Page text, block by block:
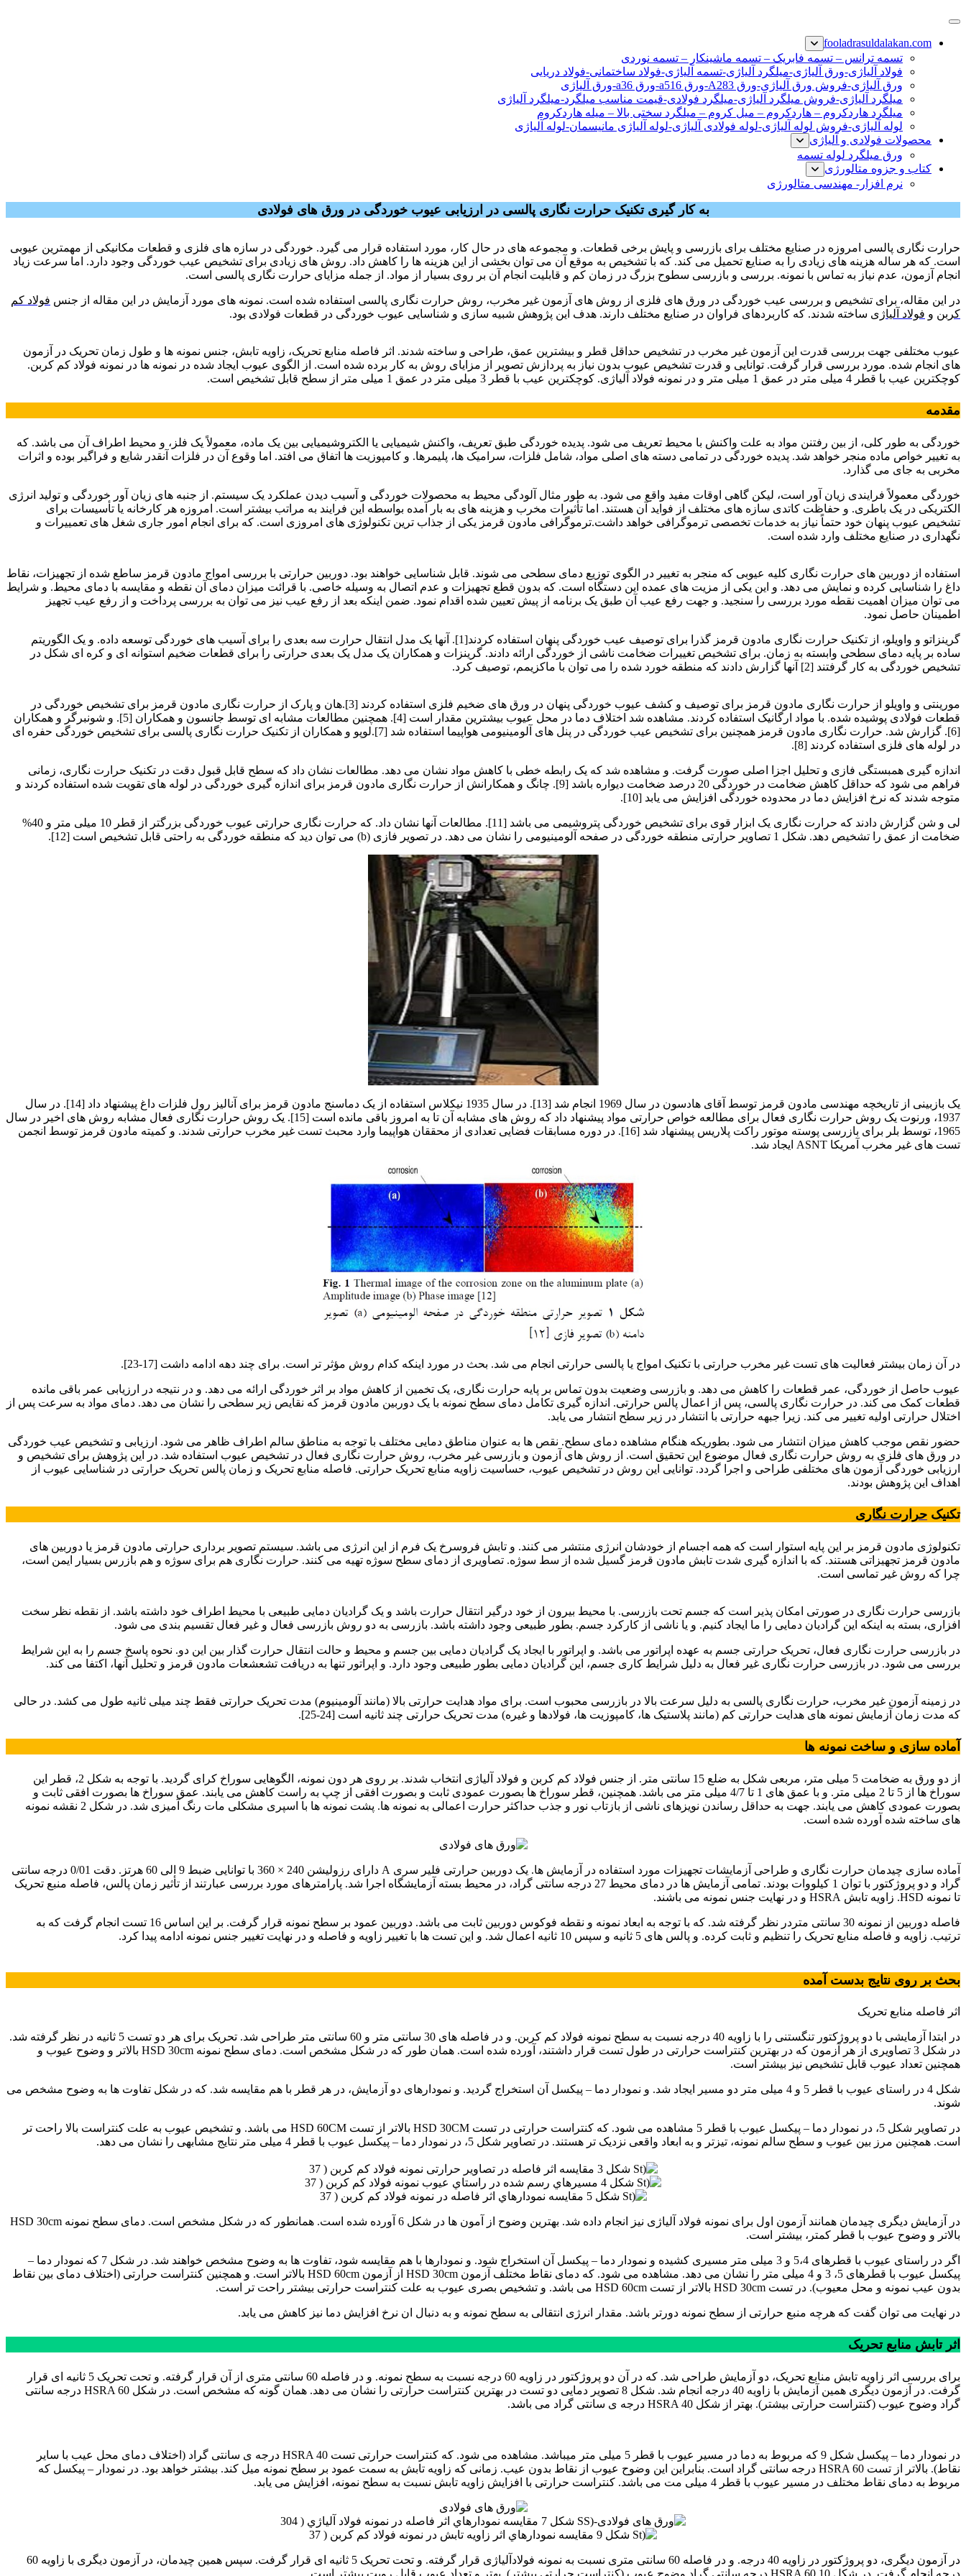
پرش
محتوا
fooladrasuldalakan.com
تسمه ترانس – تسمه فابریک – تسمه ماشینکار – تسمه نوردی
فولاد آلیاژی-ورق آلیاژی-میلگرد آلیاژی-تسمه آلیاژی-فولاد ساختمانی-فولاد دریایی
ورق آلیاژی-فروش ورق آلیاژی-ورق A283-ورق a516-ورق a36-ورق آلیاژی
میلگرد آلیاژی-فروش میلگرد آلیاژی-میلگرد فولادی-قیمت مناسب میلگرد-میلگرد آلیاژی
میلگرد هاردکروم – هاردکروم – میل کروم – میلگرد سختی بالا – میله هاردکروم
لوله آلیاژی-فروش لوله آلیاژی-لوله فولادی آلیاژی-لوله آلیاژی مانیسمان-لوله آلیاژی
محصولات فولادی و آلیاژی
ورق میلگرد لوله تسمه
کتاب و جزوه متالورژی
نرم افزار- مهندسی متالورژی
به کار گیری تکنیک حرارت نگاری پالسی در ارزیابی عیوب خوردگی در ورق های فولادی
حرارت نگاری پالسی امروزه در صنایع مختلف برای بازرسی و پایش برخی قطعات. و مجموعه های در حال کار، مورد استفاده قرار می گیرد. خوردگی در سازه های فلزی و قطعات مکانیکی از مهمترین عیوبی
است. که هر ساله هزینه های زیادی را به صنایع تحمیل می کند. که با تشخیص به موقع آن می توان بخشی از این هزینه ها را کاهش داد. روش های زیادی برای تشخیص عیب خوردگی وجود دارد. اما سرعت زیاد
انجام آزمون، عدم نیاز به تماس با نمونه. بررسی و بازرسی سطوح بزرگ در زمان کم و قابلیت انجام آن بر روی بسیار از مواد. از جمله مزایای حرارت نگاری پالسی است.
در این مقاله، برای تشخیص و بررسی عیب خوردگی در ورق های فلزی از روش های آزمون غیر مخرب، روش حرارت نگاری پالسی استفاده شده است. نمونه های مورد آزمایش در این مقاله از جنس فولاد کم
کربن و فولاد آلیاژی ساخته شدند. که کاربردهای فراوان در صنایع مختلف دارند. هدف این پژوهش شبیه سازی و شناسایی عیوب خوردگی در قطعات فولادی بود.
عیوب مختلفی جهت بررسی قدرت این آزمون غیر مخرب در تشخیص حداقل قطر و بیشترین عمق، طراحی و ساخته شدند. اثر فاصله منابع تحریک، زاویه تابش، جنس نمونه ها و طول زمان تحریک در آزمون
های انجام شده. مورد بررسی قرار گرفت. توانایی و قدرت تشخیص عیوب بدون نیاز به پردازش تصویر از مزایای روش به کار برده شده است. از الگوی عیوب ایجاد شده در نمونه ها در نمونه فولاد کم کربن.
کوچکترین عیب با قطر 4 میلی متر در عمق 1 میلی متر و در نمونه فولاد آلیاژی. کوچکترین عیب با قطر 3 میلی متر در عمق 1 میلی متر از سطح قابل تشخیص است.
مقدمه
خوردگی به طور کلی، از بین رفتنن مواد به علت واکنش با محیط تعریف می شود. پدیده خوردگی طبق تعریف، واکنش شیمیایی یا الکتروشیمیایی بین یک ماده، معمولاً یک فلز، و محیط اطراف آن می باشد. که
به تغییر خواص ماده منجر خواهد شد. پدیده خوردگی در تمامی دسته های اصلی مواد، شامل فلزات، سرامیک ها، پلیمرها. و کامپوزیت ها اتفاق می افتد. اما وقوع آن در فلزات آنقدر شایع و فراگیر بوده و اثرات
مخربی به جای می گذارد.
خوردگی معمولاً فرایندی زیان آور است، لیکن گاهی اوقات مفید واقع می شود. به طور مثال آلودگی محیط به محصولات خوردگی و آسیب دیدن عملکرد یک سیستم. از جنبه های زیان آور خوردگی و تولید انرژی
الکتریکی در یک باطری. و حفاظت کاتدی سازه های مختلف از فواید آن هستند. اما تأثیرات مخرب و هزینه های به بار آمده بواسطه این فرایند به مراتب بیشتر است. امروزه هر کارخانه یا تأسیسات برای
تشخیص عیوب پنهان خود حتماً نیاز به خدمات تخصصی ترموگرافی خواهد داشت.ترموگرافی مادون قرمز یکی از جذاب ترین تکنولوژی های امروزی است. که برای انجام امور جاری شغل های تعمییرات و
نگهداری در صنایع مختلف وارد شده است.
استفاده از دوربین های حرارت نگاری کلیه عیوبی که منجر به تغییر در الگوی توزیع دمای سطحی می شوند. قابل شناسایی خواهند بود. دوربین حرارتی با بررسی امواج مادون قرمز ساطع شده از تجهیزات، نقاط
داغ را شناسایی کرده و نمایش می دهد. و این یکی از مزیت های عمده این دستگاه است. که بدون قطع تجهیزات و عدم اتصال به وسیله خاصی. با قرائت میزان دمای آن نقطه و مقایسه با دمای محیط. و شرایط
می توان میزان اهمیت نقطه مورد بررسی را سنجید. و جهت رفع عیب آن طبق یک برنامه از پیش تعیین شده اقدام نمود. ضمن اینکه بعد از رفع عیب نیز می توان به بررسی پرداخت و از رفع عیب تجهیز
اطمینان حاصل نمود.
گرینزاتو و واویلو، از تکنیک حرارت نگاری مادون قرمز گذرا برای توصیف عیب خوردگی پنهان استفاده کردند[1]. آنها یک مدل انتقال حرارت سه بعدی را برای آسیب های خوردگی توسعه داده. و یک الگوریتم
ساده بر پایه دمای سطحی وابسته به زمان. برای تشخیص تغییرات ضخامت ناشی از خوردگی ارائه دادند. گرینزات و همکاران یک مدل یک بعدی حرارتی را برای قطعات ضخیم استوانه ای و کره ای شکل در
تشخیص خوردگی به کار گرفتند [2] آنها گزارش دادند که منطقه خورد شده را می توان با ماکزیمم، توصیف کرد.
مورینتی و واویلو از حرارت نگاری مادون قرمز برای توصیف و کشف عیوب خوردگی پنهان در ورق های ضخیم فلزی استفاده کردند [3].هان و پارک از حرارت نگاری مادون قرمز برای تشخیص خوردگی در
قطعات فولادی پوشیده شده. با مواد ارگانیک استفاده کردند. مشاهده شد اختلاف دما در محل عیوب بیشترین مقدار است [4]. همچنین مطالعات مشابه ای توسط جانسون و همکاران [5]. و شونبرگر و همکاران
[6]. گزارش شد. حرارت نگاری مادون قرمز همچنین برای تشخیص عیب خوردگی در پنل های آلومینیومی هواپیما استفاده شد [7].لوپو و همکاران از تکنیک حرارت نگاری پالسی برای تشخیص خوردگی حفره ای
در لوله های فلزی استفاده کردند [8].
اندازه گیری همبستگی فازی و تحلیل اجزا اصلی صورت گرفت. و مشاهده شد که یک رابطه خطی با کاهش مواد نشان می دهد. مطالعات نشان داد که سطح قابل قبول دقت در تکنیک حرارت نگاری، زمانی
فراهم می شود که حداقل کاهش ضخامت در خوردگی 20 درصد ضخامت دیواره باشد [9]. چانگ و همکارانش از حرارت نگاری مادون قرمز برای اندازه گیری خوردگی در لوله های تقویت شده استفاده کردند و
متوجه شدند که نرخ افزایش دما در محدوده خوردگی افزایش می یابد [10].
لی و شن گزارش دادند که حرارت نگاری یک ابزار قوی برای تشخیص خوردگی پتروشیمی می باشد [11]. مطالعات آنها نشان داد. که حرارت نگاری حرارتی عیوب خوردگی بزرگتر از قطر 10 میلی متر و 40%
ضخامت از عمق را تشخیص دهد. شکل 1 تصاویر حرارتی منطقه خوردگی در صفحه آلومینیومی را نشان می دهد. در تصویر فازی (b) می توان دید که منطقه خوردگی به راحتی قابل تشخیص است [12].
یک بازبینی از تاریخچه مهندسی مادون قرمز توسط آقای هادسون در سال 1969 انجام شد [13]. در سال 1935 نیکلاس استفاده از یک دماسنج مادون قرمز برای آنالیز رول فلزات داغ پیشنهاد داد [14]. در سال
1937، ورنوت یک روش حرارت نگاری فعال برای مطالعه خواص حرارتی مواد پیشنهاد داد که روش های مشابه آن تا به امروز باقی مانده است [15]. یک روش حرارت نگاری فعال مشابه روش های اخیر در سال
1965، توسط بلر برای بازرسی پوسته موتور راکت پلاریس پیشنهاد شد [16]. در دوره مسابقات فضایی تعدادی از محققان هواپیما وارد محبث تست غیر مخرب حرارتی شدند. و کمیته مادون قرمز توسط انجمن
تست های غیر مخرب آمریکا ASNT ایجاد شد.
در آن زمان بیشتر فعالیت های تست غیر مخرب حرارتی با تکنیک امواج یا پالسی حرارتی انجام می شد. بحث در مورد اینکه کدام روش مؤثر تر است. برای چند دهه ادامه داشت [17-23].
عیوب حاصل از خوردگی، عمر قطعات را کاهش می دهد. و بازرسی وضعیت بدون تماس بر پایه حرارت نگاری، یک تخمین از کاهش مواد بر اثر خوردگی ارائه می دهد. و در نتیجه در ارزیابی عمر باقی مانده
قطعات کمک می کند. در حرارت نگاری پالسی، پس از اعمال پالس حرارتی. اندازه گیری تکامل دمای سطح نمونه با یک دوربین مادون قرمز که نقایص زیر سطحی را نشان می دهد. دمای مواد به سرعت پس از
اختلال حرارتی اولیه تغییر می کند. زیرا جبهه حرارتی با انتشار در زیر سطح انتشار می یابد.
حضور نقص موجب کاهش میزان انتشار می شود. بطوریکه هنگام مشاهده دمای سطح. نقص ها به عنوان مناطق دمایی مختلف با توجه به مناطق سالم اطراف ظاهر می شود. ارزیابی و تشخیص عیب خوردگی
در ورق های فلزی به روش حرارت نگاری فعال موضوع این تحقیق است. از روش های آزمون و بازرسی غیر مخرب، روش حرارت نگاری فعال در تشخیص عیوب استفاده شد. در این پژوهش برای تشخیص و
ارزیابی خوردگی آزمون های مختلفی طراحی و اجرا گردد. توانایی این روش در تشخیص عیوب، حساسیت زاویه منابع تحریک حرارتی. فاصله منابع تحریک و زمان پالس تحریک حرارتی در شناسایی عیوب از
اهداف این پژوهش بودند.
تکنیک حرارت نگاری
تکنولوژی مادون قرمز بر این پایه استوار است که همه اجسام از خودشان انرژی منتشر می کنند. و تابش فروسرخ یک فرم از این انرژی می باشد. سیستم تصویر برداری حرارتی مادون قرمز یا دوربین های
مادون قرمز تجهیزاتی هستند. که با اندازه گیری شدت تابش مادون قرمز گسیل شده از سط سوژه. تصاویری از دمای سطح سوژه تهیه می کنند. حرارت نگاری هم برای سوژه و هم بازرس بسیار ایمن است،
چرا که روش غیر تماسی است.
بازرسی حرارت نگاری در صورتی امکان پذیر است که جسم تحت بازرسی. با محیط بیرون از خود درگیر انتقال حرارت باشد و یک گرادیان دمایی طبیعی با محیط اطراف خود داشته باشد. از نقطه نظر سخت
افزاری، بسته به اینکه این گرادیان دمایی را ما ایجاد کنیم. و یا ناشی از کارکرد جسم. بطور طبیعی وجود داشته باشد. بازرسی به دو روش بازرسی فعال و غیر فعال تقسیم بندی می شود.
در بازرسی حرارت نگاری فعال، تحریک حرارتی جسم به عهده اپراتور می باشد. و اپراتور با ایجاد یک گرادیان دمایی بین جسم و محیط و حالت انتقال حرارت گذار بین این دو. نحوه پاسخ جسم را به این شرایط
بررسی می شود. در بازرسی حرارت نگاری غیر فعال به دلیل شرایط کاری جسم، این گرادیان دمایی بطور طبیعی وجود دارد. و اپراتور تنها به دریافت تشعشعات مادون قرمز و تحلیل آنها، اکتفا می کند.
در زمینه آزمون غیر مخرب، حرارت نگاری پالسی به دلیل سرعت بالا در بازرسی محبوب است. برای مواد هدایت حرارتی بالا (مانند آلومینیوم) مدت تحریک حرارتی فقط چند میلی ثانیه طول می کشد. در حالی
که مدت زمان آزمایش نمونه های هدایت حرارتی کم (مانند پلاستیک ها، کامپوزیت ها، فولادها و غیره) مدت تحریک حرارتی چند ثانیه است [24-25].
آماده سازی و ساخت نمونه ها
از دو ورق به ضخامت 5 میلی متر، مربعی شکل به ضلع 15 سانتی متر. از جنس فولاد کم کربن و فولاد آلیاژی انتخاب شدند. بر روی هر دون نمونه، الگوهایی سوراخ کرای گردید. با توجه به شکل 2، قطر این
سوراخ ها از 5 تا 2 میلی متر. و با عمق های 1 تا 4/7 میلی متر می باشد. همچنین، قطر سوراخ ها بصورت عمودی ثابت و بصورت افقی از چپ به راست کاهش می یابند. عمق سوراخ ها بصورت افقی ثابت و
بصورت عمودی کاهش می یابند. جهت به حداقل رساندن نویزهای ناشی از بازتاب نور و جذب حداکثر حرارت اعمالی به نمونه ها. پشت نمونه ها با اسپری مشکلی مات رنگ آمیزی شد. در شکل 2 نقشه نمونه
های ساخته شده آورده شده است.
آماده سازی چیدمان حرارت نگاری و طراحی آزمایشات تجهیزات مورد استفاده در آزمایش ها. یک دوربین حرارتی فلیر سری A دارای رزولیشن 240 × 360 با توانایی ضبط 9 الی 60 هرتز. دقت 0/01 درجه سانتی
گراد و دو پروژکتور با توان 1 کیلووات بودند. تمامی آزمایش ها در دمای محیط 27 درجه سانتی گراد، در محیط بسته آزمایشگاه اجرا شد. پارامترهای مورد بررسی عبارتند از تأثیر زمان پالس، فاصله منبع تحریک
تا نمونه HSD. زاویه تابش HSRA و در نهایت جنس نمونه می باشند.
فاصله دوربین از نمونه 30 سانتی متردر نظر گرفته شد. که با توجه به ابعاد نمونه و نقطه فوکوس دوربین ثابت می باشد. دوربین عمود بر سطح نمونه قرار گرفت. بر این اساس 16 تست انجام گرفت که به
ترتیب. زاویه و فاصله منابع تحریک را تنظیم و ثابت کرده. و پالس های 5 ثانیه و سپس 10 ثانیه اعمال شد. و این تست ها با تغییر زاویه و فاصله و در نهایت تغییر جنس نمونه ادامه پیدا کرد.
بحث بر روی نتایج بدست آمده
اثر فاصله منابع تحریک
در ابتدا آزمایشی با دو پروژکتور تنگستنی را با زاویه 40 درجه نسبت به سطح نمونه فولاد کم کربن. و در فاصله های 30 سانتی متر و 60 سانتی متر طراحی شد. تحریک برای هر دو تست 5 ثانیه در نظر گرفته شد.
در شکل 3 تصاویری از هر آزمون که در بهترین کنتراست حرارتی در طول تست قرار داشتند، آورده شده است. همان طور که در شکل مشخص است. دمای سطح نمونه HSD 30cm بالاتر و وضوح عیوب و
همچنین تعداد عیوب قابل تشخیص نیز بیشتر است.
شکل 4 در راستای عیوب با قطر 5 و 4 میلی متر دو مسیر ایجاد شد. و نمودار دما – پیکسل آن استخراج گردید. و نمودارهای دو آزمایش، در هر قطر با هم مقایسه شد. که در شکل تفاوت ها به وضوح مشخص می
شوند.
در تصاویر شکل 5، در نمودار دما – پیکسل عیوب با قطر 5 مشاهده می شود. که کنتراست حرارتی در تست HSD 30CM بالاتر از تست HSD 60CM می باشد. و تشخیص عیوب به علت کنتراست بالا راحت تر
است. همچنین مرز بین عیوب و سطح سالم نمونه، تیزتر و به ابعاد واقعی نزدیک تر هستند. در تصاویر شکل 5، در نمودار دما – پیکسل عیوب با قطر 4 میلی متر نتایج مشابهی را نشان می دهد.
در آزمایش دیگری چیدمان همانند آزمون اول برای نمونه فولاد آلیاژی نیز انجام داده شد. بهترین وضوح از آمون ها در شکل 6 آورده شده است. همانطور که در شکل مشخص است. دمای سطح نمونه HSD 30cm
بالاتر و وضوح عیوب با قطر کمتر، بیشتر است.
اگر در راستای عیوب با قطرهای 5،4 و 3 میلی متر مسیری کشیده و نمودار دما – پیکسل آن استخراج شود. و نمودارها با هم مقایسه شود، تفاوت ها به وضوح مشخص خواهند شد. در شکل 7 که نمودار دما –
پیکسل عیوب با قطرهای 5، 3 و 4 میلی متر را نشان می دهد. مشاهده می شود. که دمای نقاط مختلف آزمون HSD 30cm از آزمون HSD 60cm بالاتر است. و همچنین کنتراست حرارتی (اختلاف دمای بین نقاط
بدون عیب نمونه و محل معیوب). در تست HSD 30cm بالاتر از تست HSD 60cm می باشد. و تشخیص بصری عیوب به علت کنتراست حرارتی بیشتر راحت تر است.
در نهایت می توان گفت که هرچه منبع حرارتی از سطح نمونه دورتر باشد. مقدار انرژی انتقالی به سطح نمونه و به دنبال ان نرخ افزایش دما نیز کاهش می یابد.
اثر تابش منابع تحریک
برای بررسی اثر زاویه تابش منابع تحریک، دو آزمایش طراحی شد. که در آن دو پروژکتور در زاویه 60 درجه نسبت به سطح نمونه. و در فاصله 60 سانتی متری از آن قرار گرفته. و تحت تحریک 5 ثانیه ای قرار
گرفت. در آزمون دیگری همین آزمایش با زاویه 40 درجه انجام شد. شکل 8 تصویر دمایی دو تست در بهترین کنتراست حرارتی را نشان می دهد. همان گونه که مشخص است. در شکل HSRA 60 درجه سانتی
گراد وضوح عیوب (کنتراست حرارتی بیشتر). بهتر از شکل HSRA 40 درجه ی سانتی گراد می باشد.
در نمودار دما – پیکسل شکل 9 که مربوط به دما در مسیر عیوب با قطر 5 میلی متر میباشد. مشاهده می شود. که کنتراست حرارتی تست HSRA 40 درجه ی سانتی گراد (اختلاف دمای محل عیب با سایر
نقاط). بالاتر از تست HSRA 60 درجه سانتی گراد است. بنابراین این وضوح عیوب از نقاط بدون عیب. زمانی که زاویه تابش به سمت عمود بر سطح نمونه میل کند. بیشتر خواهد بود. در نمودار – پیکسل که
مربوط به دمای نقاط مختلف در مسیر عیوب با قطر 4 میلی مت می باشد. کنتراست حرارتی با افزایش زاویه تابش نسبت به سطح نمونه، افزایش می یابد.
در آزمون دیگری، دو پروژکتور در زاویه 40 درجه. و در فاصله 60 سانتی متری نسبت به نمونه فولادآلیاژی قرار گرفته. و تحت تحریک 5 ثانیه ای قرار گرفت. سپس همین چیدمان، در آزمون دیگری با زاویه 60
درجه انجام گرفت. در شکل 10 HSRA 60 درجه سانتی گراد وضوح عیوب (کنتراست حرارتی بیشتر). بهتر و تعداد عیوب قابل رویت بیشتر است.